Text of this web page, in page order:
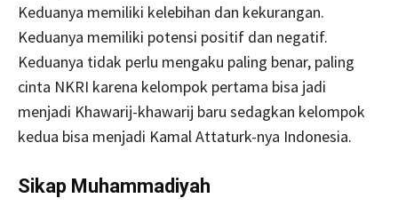
Keduanya memiliki kelebihan dan kekurangan.
Keduanya memiliki potensi positif dan negatif.
Keduanya tidak perlu mengaku paling benar, paling
cinta NKRI karena kelompok pertama bisa jadi
menjadi Khawarij-khawarij baru sedagkan kelompok
kedua bisa menjadi Kamal Attaturk-nya Indonesia.
Sikap Muhammadiyah